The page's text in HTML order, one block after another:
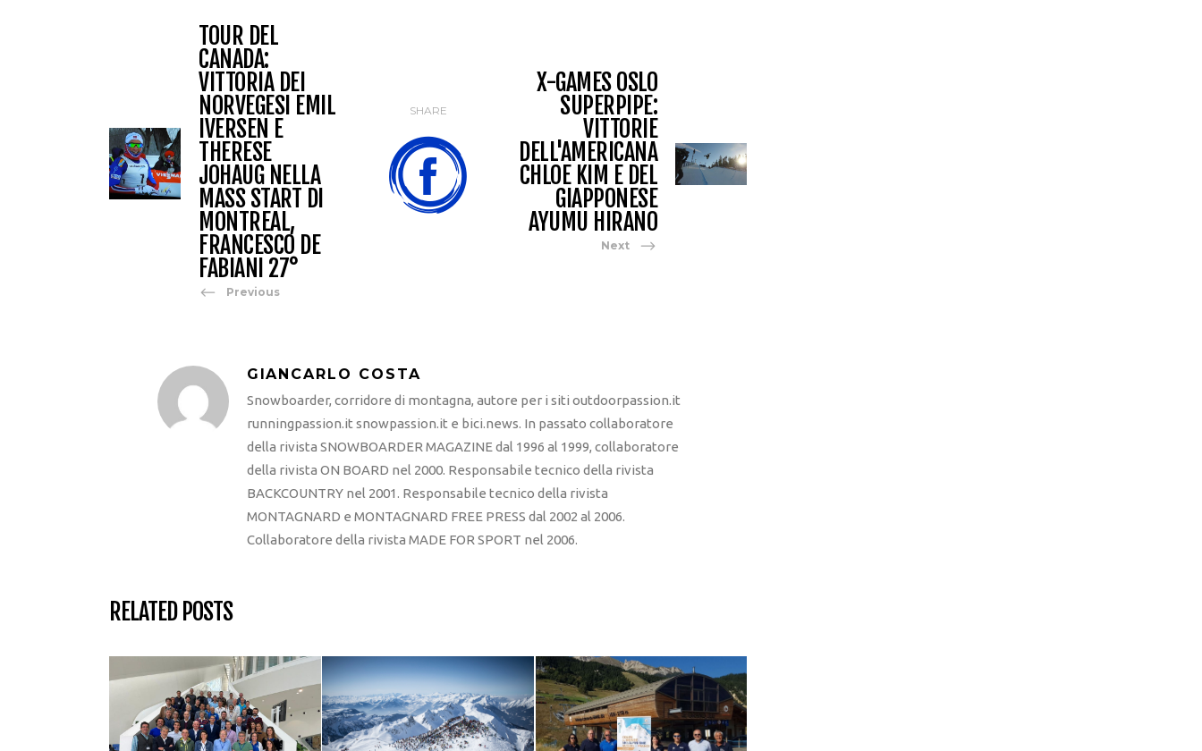
TOUR DEL
CANADA:
VITTORIA DEI
NORVEGESI EMIL
IVERSEN E
THERESE
JOHAUG NELLA
MASS START DI
MONTREAL,
FRANCESCO DE
FABIANI 27°
Previous
SHARE
X-GAMES OSLO
SUPERPIPE:
VITTORIE
DELL'AMERICANA
CHLOE KIM E DEL
GIAPPONESE
AYUMU HIRANO
Next
GIANCARLO COSTA
Snowboarder, corridore di montagna, autore per i siti outdoorpassion.it
runningpassion.it snowpassion.it e bici.news. In passato collaboratore
della rivista SNOWBOARDER MAGAZINE dal 1996 al 1999, collaboratore
della rivista ON BOARD nel 2000. Responsabile tecnico della rivista
BACKCOUNTRY nel 2001. Responsabile tecnico della rivista
MONTAGNARD e MONTAGNARD FREE PRESS dal 2002 al 2006.
Collaboratore della rivista MADE FOR SPORT nel 2006.
RELATED POSTS